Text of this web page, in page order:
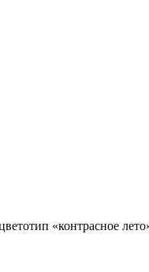
«контрасное